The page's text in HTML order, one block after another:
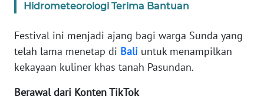
Hidrometeorologi Terima Bantuan
Festival ini menjadi ajang bagi warga Sunda yang
telah lama menetap di Bali untuk menampilkan
kekayaan kuliner khas tanah Pasundan.
Berawal dari Konten TikTok
WN
WN
JAKARTA
WN